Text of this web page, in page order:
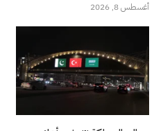
أغسطس 8, 2026